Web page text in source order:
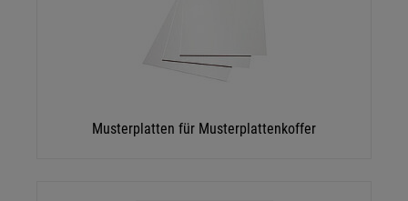
Musterplatten für Musterplattenkoffer